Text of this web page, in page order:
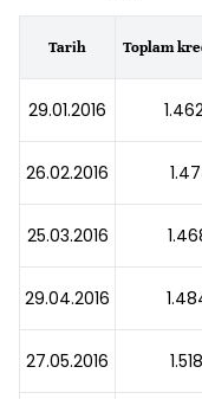
Tarih Toplam
29.01.2016
26.02.2016
25.03.2016
29.04.2016
27.05.2016